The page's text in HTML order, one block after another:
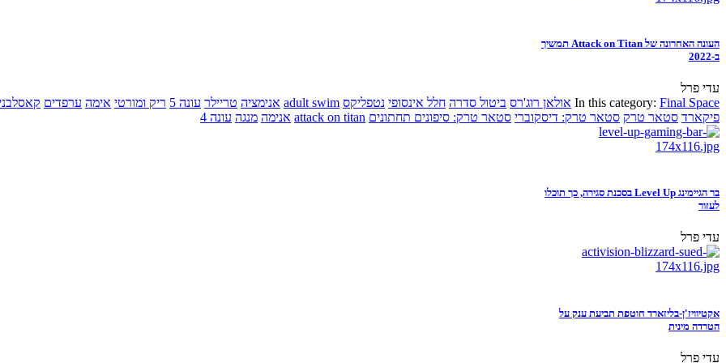
העונה האחרונה של Attack on Titan תמשיך
ב-2022
עדי פרל
In this category: Final Space אולאן רוג'רס ביטול סדרה חלל אינסופי נטפליקס adult swim אנימציה טריילר עונה 5 ריק ומורטי אימה ערפדים
פיקארד סטאר טרק סטאר טרק: דיסקוברי סטאר טרק: סיפונים תחתונים attack on titan אנימה מנגה עונה 4
בר הגיימינג Level Up בסכנת סגירה, כך תוכלו
לעזור
עדי פרל
אקטיוויז'ן-בליזארד חוטפת תביעת ענק על
הטרדה מינית
עדי פרל